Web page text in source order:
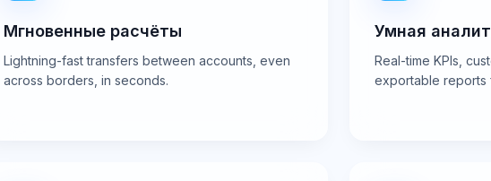
Мгновенные расчёты
Lightning-fast transfers between accounts, even
across borders, in seconds.
Умная
Real-time KPIs,
exportable reports